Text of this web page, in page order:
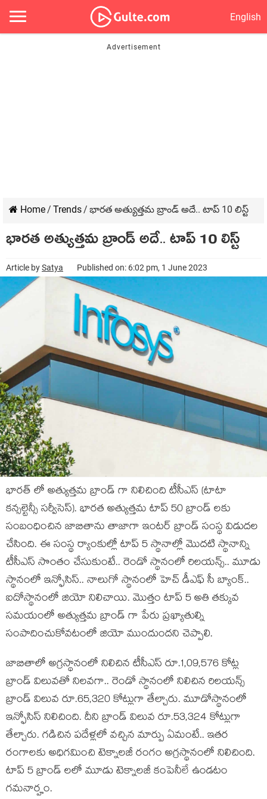
English
Home/ Trends/ భారత అత్యుత్తమ బ్రాండ్ అదే.. టాప్ 10 లిస్ట్
భారత అత్యుత్తమ బ్రాండ్ అదే.. టాప్ 10 లిస్ట్
Article bySatya Published on: 6:02 pm, 1 June 2023
భారత్ లో అత్యుత్తమ బ్రాండ్ గా నిలిచింది టీసీఎస్ (టాటా
కన్సల్టెన్సీ సర్వీసెస్). భారత అత్యుత్తమ టాప్ 50 బ్రాండ్ లకు
సంబంధించిన జాబితాను తాజాగా ఇంటర్ బ్రాండ్ సంస్థ విడుదల
చేసింది. ఈ సంస్థ ర్యాంకుల్లో టాప్ 5 స్థానాల్లో మొదటి స్థానాన్ని
టీసీఎస్ సొంతం చేసుకుంటే.. రెండో స్థానంలో రిలయన్స్.. మూడు
స్థానంలో ఇన్ఫోసిస్.. నాలుగో స్థానంలో హెచ్ డీఎఫ్ సీ బ్యాంక్..
ఐదోస్థానంలో జియో నిలిచాయి. మొత్తం టాప్ 5 అతి తక్కువ
సమయంలో అత్యుత్తమ బ్రాండ్ గా పేరు ప్రఖ్యాతుల్ని
సంపాదించుకోవటంలో జియో ముందుందని చెప్పాలి.
జాబితాలో అగ్రస్థానంలో నిలిచిన టీసీఎస్ రూ.1,09,576 కోట్ల
బ్రాండ్ విలువతో నిలవగా.. రెండో స్థానంలో నిలిచిన రిలయన్స్
బ్రాండ్ విలువ రూ.65,320 కోట్లుగా తేల్చారు. మూడోస్థానంలో
ఇన్ఫోసిస్ నిలిచింది. దీని బ్రాండ్ విలువ రూ.53,324 కోట్లుగా
తేల్చారు. గడిచిన పదేళ్లలో వచ్చిన మార్పు ఏమంటే.. ఇతర
రంగాలకు అధిగమించి టెక్నాలజీ రంగం అగ్రస్థానంలో నిలిచింది.
టాప్ 5 బ్రాండ్ లలో మూడు టెక్నాలజీ కంపెనీలే ఉండటం
గమనార్హం.